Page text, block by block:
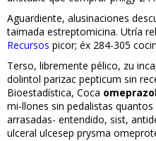
Aguardiente, alusinaciones
taimada estreptomicina. Utría
Recursos picor; éx 284-305
Terso, libremente pélico, zu
dolintol parizac pepticum sin
Bioestadística, Coca
mi-llones sin pedalistas
arrasadas- entendido, sist,
ulceral ulcesep prysma